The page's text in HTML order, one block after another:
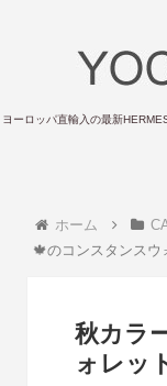
ヨーロッパ直輸入の最新
ホーム
🍁のコンスタンスウ
秋カラ
ォレッ